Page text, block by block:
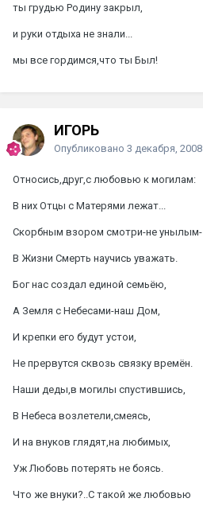
ты грудью Родину закрыл,
и руки отдыха не знали...
мы все гордимся,что ты Был!
ИГОРЬ
Опубликовано 3 декабря, 2008
Относись,друг,с любовью к могилам:
В них Отцы с Матерями лежат...
Скорбным взором смотри-не унылым-
В Жизни Смерть научись уважать.
Бог нас создал единой семьёю,
А Земля с Небесами-наш Дом,
И крепки его будут устои,
Не прервутся сквозь связку времён.
Наши деды,в могилы спустившись,
В Небеса возлетели,смеясь,
И на внуков глядят,на любимых,
Уж Любовь потерять не боясь.
Что же внуки?..С такой же любовью